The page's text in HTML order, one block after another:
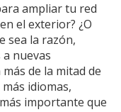
ampliar tu red
el exterior? ¿O
sea la razón,
nuevas
de la mitad de
idiomas,
importante que